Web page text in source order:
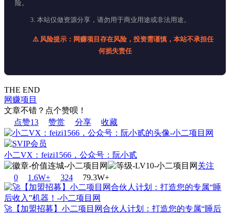
险。
3. 本站仅做资源分享，请勿用于商业用途或非法用途。
⚠️ 风险提示：网赚项目存在风险，投资需谨慎，本站不承担任
何损失责任
THE END
网赚项目
文章不错？点个赞呗！
点赞13 赞赏 分享 收藏
小二VX：feizi1566，公众号：阮小贰
关注
0
1.6W+ 324 79.3W+
🚀【加盟招募】小二项目网合伙人计划：打造您的专属“睡后